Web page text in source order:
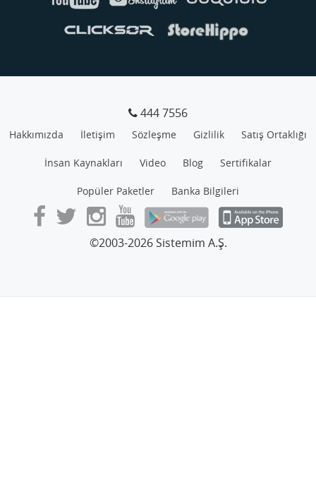
444 7556
Hakkımızda İletişim Sözleşme Gizlilik Satış Ortaklığı
İnsan Kaynakları Video Blog Sertifikalar
Popüler Paketler Banka Bilgileri
©2003-2026 Sistemim A.Ş.